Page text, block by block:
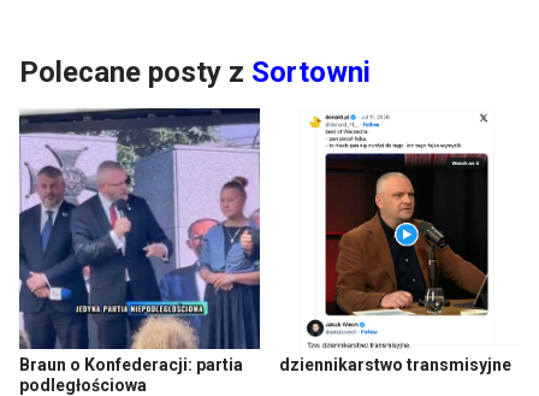
Polecane posty z Sortowni
Braun o Konfederacji: partia
podległościowa
dziennikarstwo transmisyjne